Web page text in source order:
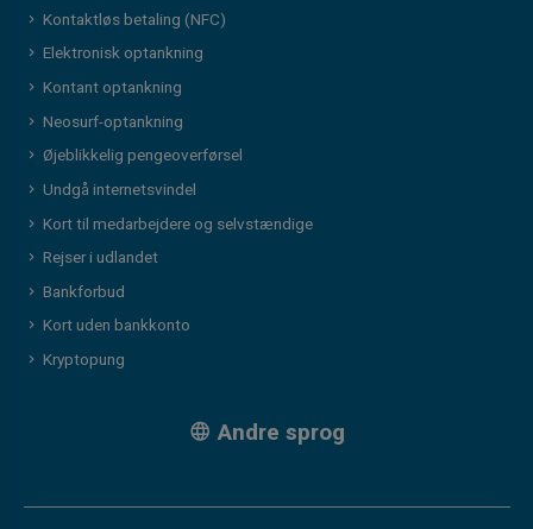
Kontaktløs betaling (NFC)
Elektronisk optankning
Kontant optankning
Neosurf-optankning
Øjeblikkelig pengeoverførsel
Undgå internetsvindel
Kort til medarbejdere og selvstændige
Rejser i udlandet
Bankforbud
Kort uden bankkonto
Kryptopung
Andre sprog